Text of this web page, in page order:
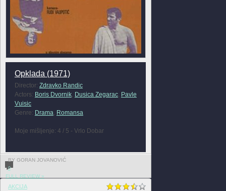
Opklada (1971)
Director: Zdravko Randic
Actors: Boris Dvornik, Dusica Zegarac, Pavle
Vuisic
Genre: Drama, Romansa
Moje mišljenje: 4 / 5 - Vrlo Dobar
BY GORAN JOVANOVIĆ
0
FULL REVIEW »
AKCIJA